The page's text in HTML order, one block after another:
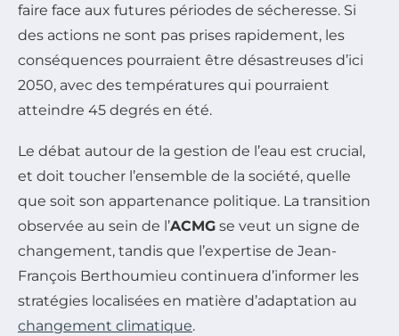
faire face aux futures périodes de sécheresse. Si
des actions ne sont pas prises rapidement, les
conséquences pourraient être désastreuses d’ici
2050, avec des températures qui pourraient
atteindre 45 degrés en été.
Le débat autour de la gestion de l’eau est crucial,
et doit toucher l’ensemble de la société, quelle
que soit son appartenance politique. La transition
observée au sein de l’ACMG se veut un signe de
changement, tandis que l’expertise de Jean-
François Berthoumieu continuera d’informer les
stratégies localisées en matière d’adaptation au
changement climatique.